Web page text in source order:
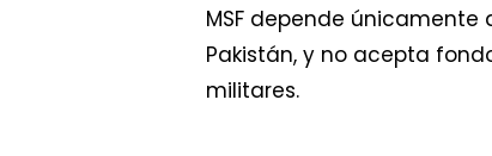
MSF depende
Pakistán, y no acepta
militares.